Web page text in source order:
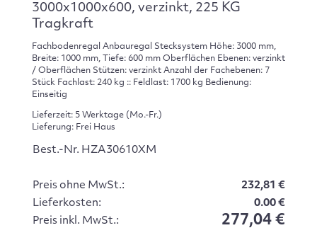
3000x1000x600, verzinkt, 225 KG
Tragkraft
Fachbodenregal Anbauregal Stecksystem Höhe: 3000 mm,
Breite: 1000 mm, Tiefe: 600 mm Oberflächen Ebenen: verzinkt
/ Oberflächen Stützen: verzinkt Anzahl der Fachebenen: 7
Stück Fachlast: 240 kg :: Feldlast: 1700 kg Bedienung:
Einseitig
Lieferzeit: 5 Werktage (Mo.-Fr.)
Lieferung: Frei Haus
Best.-Nr. HZA30610XM
Preis ohne MwSt.:
232,81 €
Lieferkosten:
0.00 €
Preis inkl. MwSt.:
277,04 €